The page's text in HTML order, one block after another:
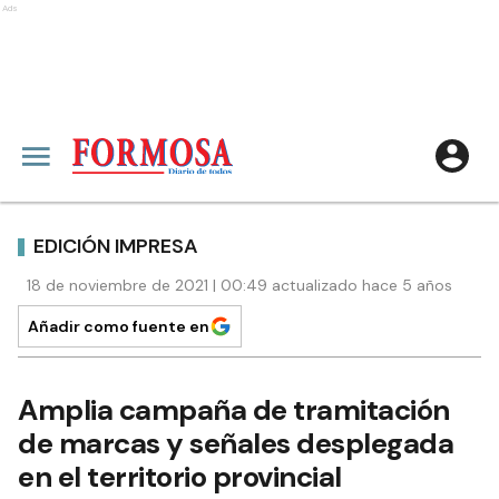
Ads
EDICIÓN IMPRESA
18 de noviembre de 2021 | 00:49 actualizado hace 5 años
Añadir como fuente en
Amplia campaña de tramitación
de marcas y señales desplegada
en el territorio provincial